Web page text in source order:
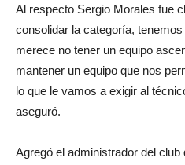
Al respecto Sergio Morales fue
consolidar la categoría,
merece no tener un equipo
mantener un equipo que nos
lo que le vamos a exigir al
aseguró.
Agregó el administrador del club